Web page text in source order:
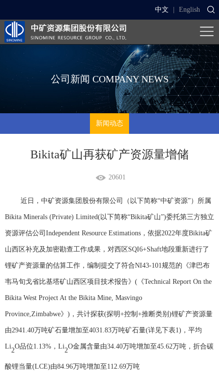
中文 English
公司新闻 COMPANY NEWS
新闻动态
Bikita矿山再获矿产资源量增储
20601
近日，中矿资源集团股份有限公司（以下简称“中矿资源”）所属
Bikita Minerals (Private) Limited(以下简称“Bikita矿山”)委托第三方独立
资源评估公司Independent Resource Estimations，依据2022年度Bikita矿
山西区补充及加密勘查工作成果，对西区SQI6+Shaft地段重新进行了
锂矿产资源量的估算工作，编制提交了符合NI43-101规范的《津巴布
韦马旬戈省比基塔矿山西区项目技术报告》(《Technical Report On the
Bikita West Project At the Bikita Mine, Masvingo
Province,Zimbabwe》)，共计探获(探明+控制+推断类别)锂矿产资源量
由2941.40万吨矿石量增加至4031.83万吨矿石量(详见下表1)，平均
Li
2
O品位1.13%，Li
2
O金属含量由34.40万吨增加至45.62万吨，折合碳
酸锂当量(LCE)由84.96万吨增加至112.69万吨